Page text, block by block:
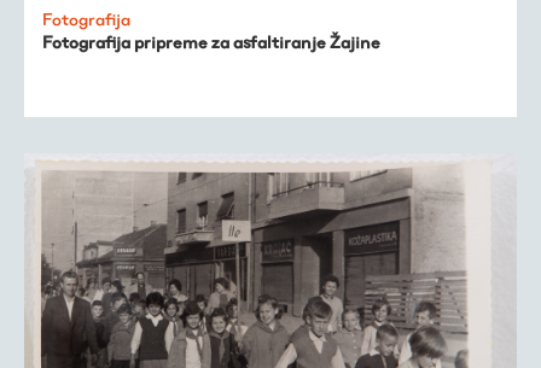
Fotografija
Fotografija pripreme za asfaltiranje Žajine